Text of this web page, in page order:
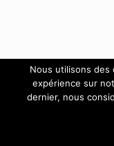
Nous utilisons des
expérience sur
dernier, nous